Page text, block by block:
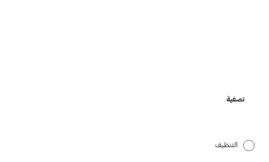
تصفية
التنظيف